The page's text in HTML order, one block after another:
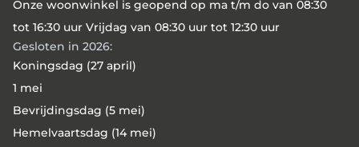
Onze woonwinkel is geopend op ma t/m do van 08:30
tot 16:30 uur Vrijdag van 08:30 uur tot 12:30 uur
Gesloten in 2026:
Koningsdag (27 april)
1 mei
Bevrijdingsdag (5 mei)
Hemelvaartsdag (14 mei)